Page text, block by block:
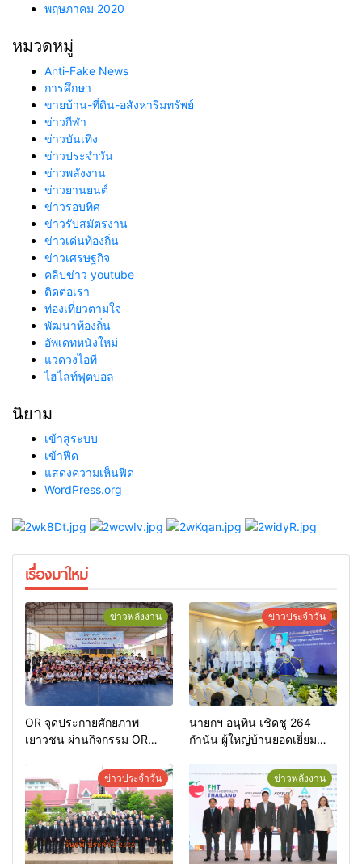
พฤษภาคม 2020
หมวดหมู่
Anti-Fake News
การศึกษา
ขายบ้าน-ที่ดิน-อสังหาริมทรัพย์
ข่าวกีฬา
ข่าวบันเทิง
ข่าวประจำวัน
ข่าวพลังงาน
ข่าวยานยนต์
ข่าวรอบทิศ
ข่าวรับสมัตรงาน
ข่าวเด่นท้องถิ่น
ข่าวเศรษฐกิจ
คลิปข่าว youtube
ติดต่อเรา
ท่องเที่ยวตามใจ
พัฒนาท้องถิ่น
อัพเดทหนังใหม่
แวดวงไอที
ไฮไลท์ฟุตบอล
นิยาม
เข้าสู่ระบบ
เข้าฟีด
แสดงความเห็นฟีด
WordPress.org
เรื่องมาใหม่
ข่าวพลังงาน
OR จุดประกายศักยภาพ
เยาวชน ผ่านกิจกรรม OR
ข่าวประจำวัน
นายกฯ อนุทิน เชิดชู 264
กำนัน ผู้ใหญ่บ้านยอดเยี่ยม
เกียรติยศแห่งการเสียสละ”
ข่าวประจำวัน ข่าวพลังงาน